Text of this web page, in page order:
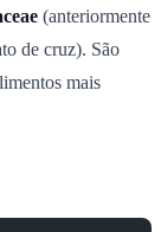
(anteriormente
de cruz). São
mais